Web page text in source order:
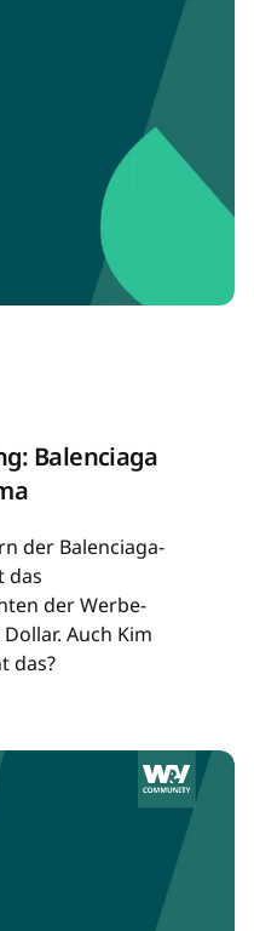
Balenciaga
der Balenciaga-
das
der Werbe-
Auch Kim
das?